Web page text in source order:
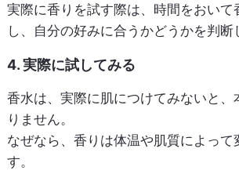
実際に香りを試す際は、時間をおいて
し、自分の好みに合うかどうかを判断
4. 実際に試してみる
香水は、実際に肌につけてみないと、
りません。
なぜなら、香りは体温や肌質によって
す。